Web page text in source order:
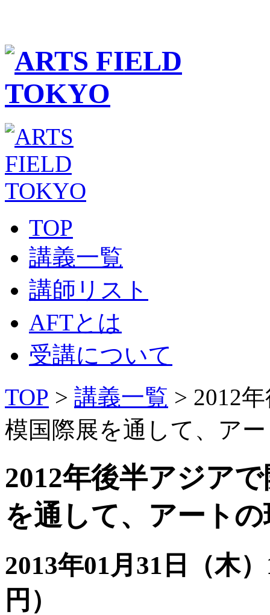
TOP
講義一覧
講師リスト
AFTとは
受講について
TOP > 講義一覧 > 2012
模国際展を通して、ア
2012年後半アジア
を通して、アート
2013年01月31日（木
円）